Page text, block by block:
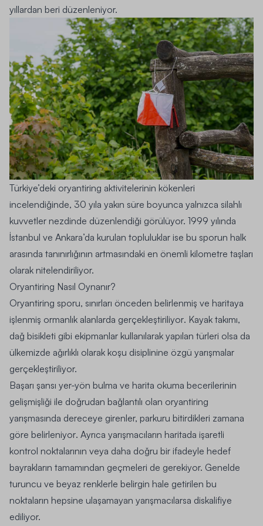
yıllardan beri düzenleniyor.
Türkiye’deki oryantiring aktivitelerinin kökenleri
incelendiğinde, 30 yıla yakın süre boyunca yalnızca silahlı
kuvvetler nezdinde düzenlendiği görülüyor. 1999 yılında
İstanbul ve Ankara’da kurulan topluluklar ise bu sporun halk
arasında tanınırlığının artmasındaki en önemli kilometre taşları
olarak nitelendiriliyor.
Oryantiring Nasıl Oynanır?
Oryantiring sporu, sınırları önceden belirlenmiş ve haritaya
işlenmiş ormanlık alanlarda gerçekleştiriliyor. Kayak takımı,
dağ bisikleti gibi ekipmanlar kullanılarak yapılan türleri olsa da
ülkemizde ağırlıklı olarak koşu disiplinine özgü yarışmalar
gerçekleştiriliyor.
Başarı şansı yer-yön bulma ve harita okuma becerilerinin
gelişmişliği ile doğrudan bağlantılı olan oryantiring
yarışmasında dereceye girenler, parkuru bitirdikleri zamana
göre belirleniyor. Ayrıca yarışmacıların haritada işaretli
kontrol noktalarının veya daha doğru bir ifadeyle hedef
bayrakların tamamından geçmeleri de gerekiyor. Genelde
turuncu ve beyaz renklerle belirgin hale getirilen bu
noktaların hepsine ulaşamayan yarışmacılarsa diskalifiye
ediliyor.